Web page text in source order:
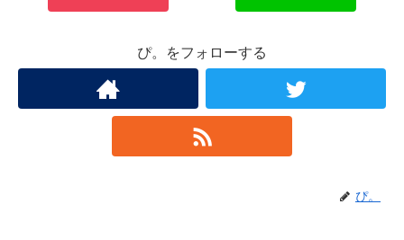
ぴ。をフォローする
ぴ。